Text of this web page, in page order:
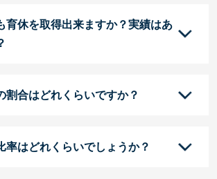
育休を取得出来ますか？実績はあ
割合はどれくらいですか？
率はどれくらいでしょうか？